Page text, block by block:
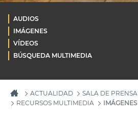
AUDIOS
IMÁGENES
VÍDEOS
BÚSQUEDA MULTIMEDIA
ACTUALIDAD
SALA DE PRENSA
RECURSOS MULTIMEDIA
IMÁGENES